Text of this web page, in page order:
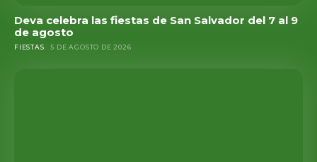
Deva celebra las fiestas de San Salvador del 7 al 9
de agosto
FIESTAS 5 DE AGOSTO DE 2026